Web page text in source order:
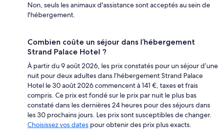
Non, seuls les animaux d'assistance sont acceptés au sein de
l'hébergement.
Combien coûte un séjour dans l’hébergement
Strand Palace Hotel ?
À partir du 9 août 2026, les prix constatés pour un séjour d’une
nuit pour deux adultes dans l’hébergement Strand Palace
Hotel le 30 août 2026 commencent à 141 €, taxes et frais
compris. Ce prix est fondé sur le prix par nuit le plus bas
constaté dans les dernières 24 heures pour des séjours dans
les 30 prochains jours. Les prix sont susceptibles de changer.
Choisissez vos dates pour obtenir des prix plus exacts.